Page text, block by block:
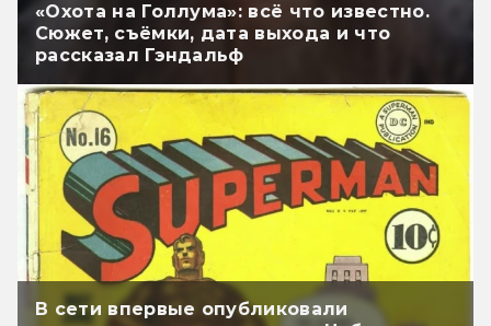
«Охота на Голлума»: всё что известно.
Сюжет, съёмки, дата выхода и что
рассказал Гэндальф
В сети впервые опубликовали